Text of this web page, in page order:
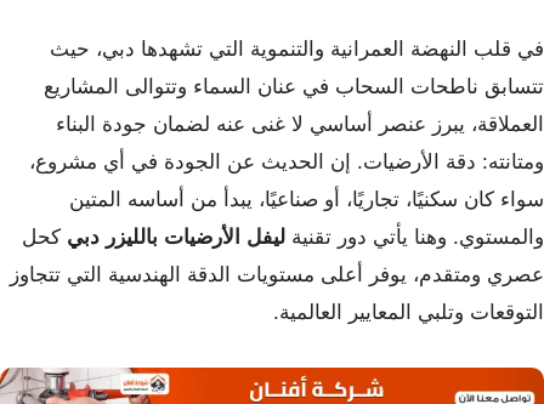
في قلب النهضة العمرانية والتنموية التي تشهدها دبي، حيث
تتسابق ناطحات السحاب في عنان السماء وتتوالى المشاريع
العملاقة، يبرز عنصر أساسي لا غنى عنه لضمان جودة البناء
ومتانته: دقة الأرضيات. إن الحديث عن الجودة في أي مشروع،
سواء كان سكنيًا، تجاريًا، أو صناعيًا، يبدأ من أساسه المتين
والمستوي. وهنا يأتي دور تقنية ليفل الأرضيات بالليزر دبي كحل
عصري ومتقدم، يوفر أعلى مستويات الدقة الهندسية التي تتجاوز
التوقعات وتلبي المعايير العالمية.